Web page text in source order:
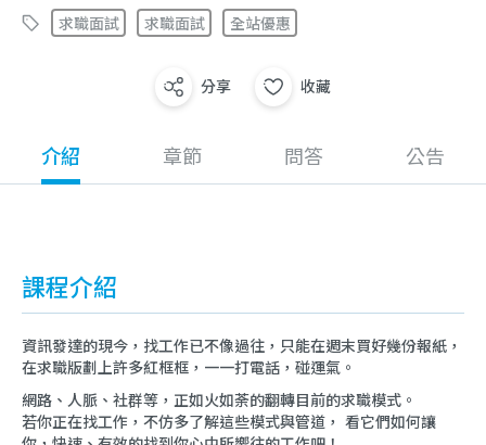
求職面試 求職面試 全站優惠
分享 收藏
介紹 章節 問答 公告
課程介紹
資訊發達的現今，找工作已不像過往，只能在週末買好幾份報紙，
在求職版劃上許多紅框框，一一打電話，碰運氣。
網路、人脈、社群等，正如火如荼的翻轉目前的求職模式。
若你正在找工作，不仿多了解這些模式與管道， 看它們如何讓